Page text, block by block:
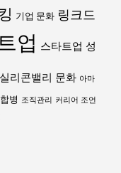
기업 문화 링크드
업 스타트업 성
실리콘밸리 문화 아마
병 조직관리 커리어 조언